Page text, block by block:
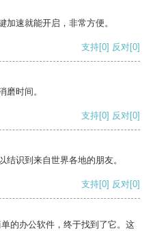
加速就能开启，非常方便。
支持[0] 反对[0]
磨时间。
支持[0] 反对[0]
识到来自世界各地的朋友。
支持[0] 反对[0]
的办公软件，终于找到了它。这